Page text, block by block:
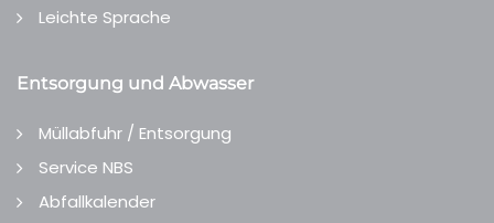
Leichte Sprache
Entsorgung und Abwasser
Müllabfuhr / Entsorgung
Service NBS
Abfallkalender